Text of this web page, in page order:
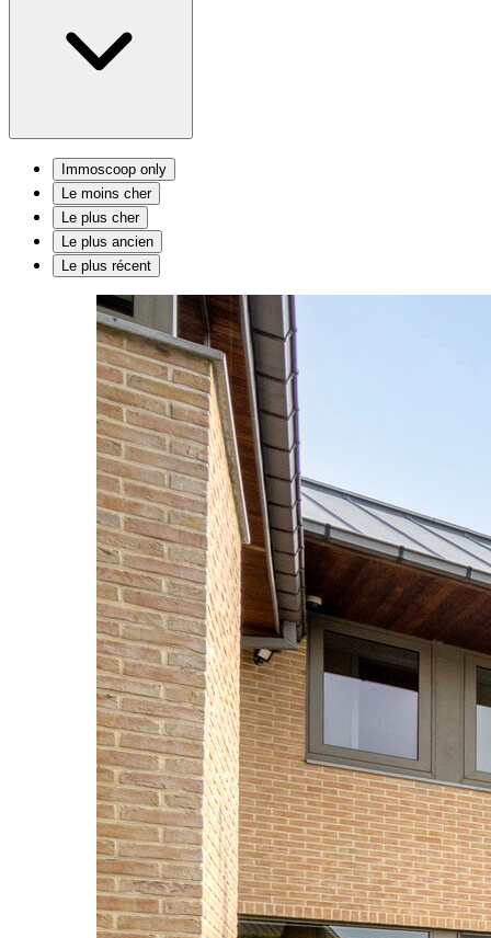
Immoscoop only
Le moins cher
Le plus cher
Le plus ancien
Le plus récent